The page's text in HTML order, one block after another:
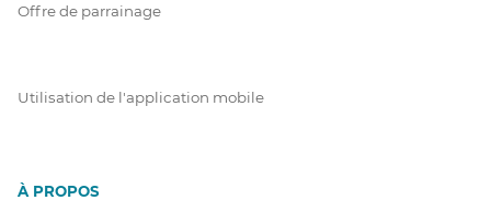
Offre de parrainage
Utilisation de l'application mobile
À PROPOS